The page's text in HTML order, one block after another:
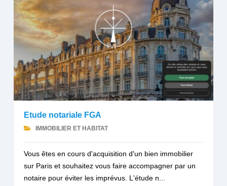
Etude notariale FGA
IMMOBILIER ET HABITAT
Vous êtes en cours d'acquisition d'un bien immobilier
sur Paris et souhaitez vous faire accompagner par un
notaire pour éviter les imprévus. L'étude n...